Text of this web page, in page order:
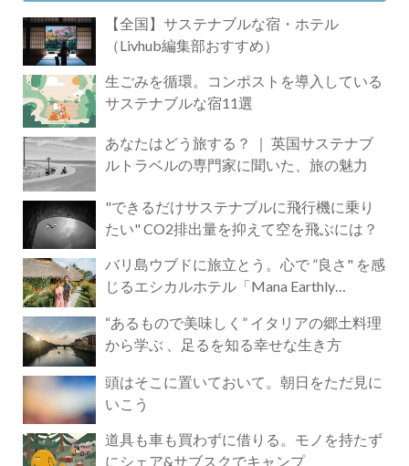
【全国】サステナブルな宿・ホテル
（Livhub編集部おすすめ）
生ごみを循環。コンポストを導入している
サステナブルな宿11選
あなたはどう旅する？ ｜ 英国サステナブ
ルトラベルの専門家に聞いた、旅の魅力
"できるだけサステナブルに飛行機に乗り
たい" CO2排出量を抑えて空を飛ぶには？
バリ島ウブドに旅立とう。心で ”良さ" を感
じるエシカルホテル「Mana Earthly
“あるもので美味しく” イタリアの郷土料理
から学ぶ 、足るを知る幸せな生き方
頭はそこに置いておいて。朝日をただ見に
いこう
道具も車も買わずに借りる。モノを持たず
にシェア&サブスクでキャンプ